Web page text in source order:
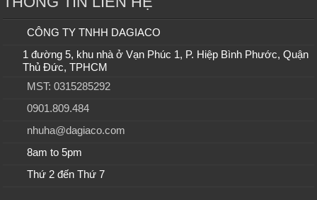
CÔNG TY TNHH DAGIACO
1 đường 5, khu nhà ở Vạn Phúc 1, P. Hiệp Bình Phước, Quận
Thủ Đức, TPHCM
MST: 0315285292
0901.809.484
nhuha@dagiaco.com
8am to 5pm
Thứ 2 đến Thứ 7